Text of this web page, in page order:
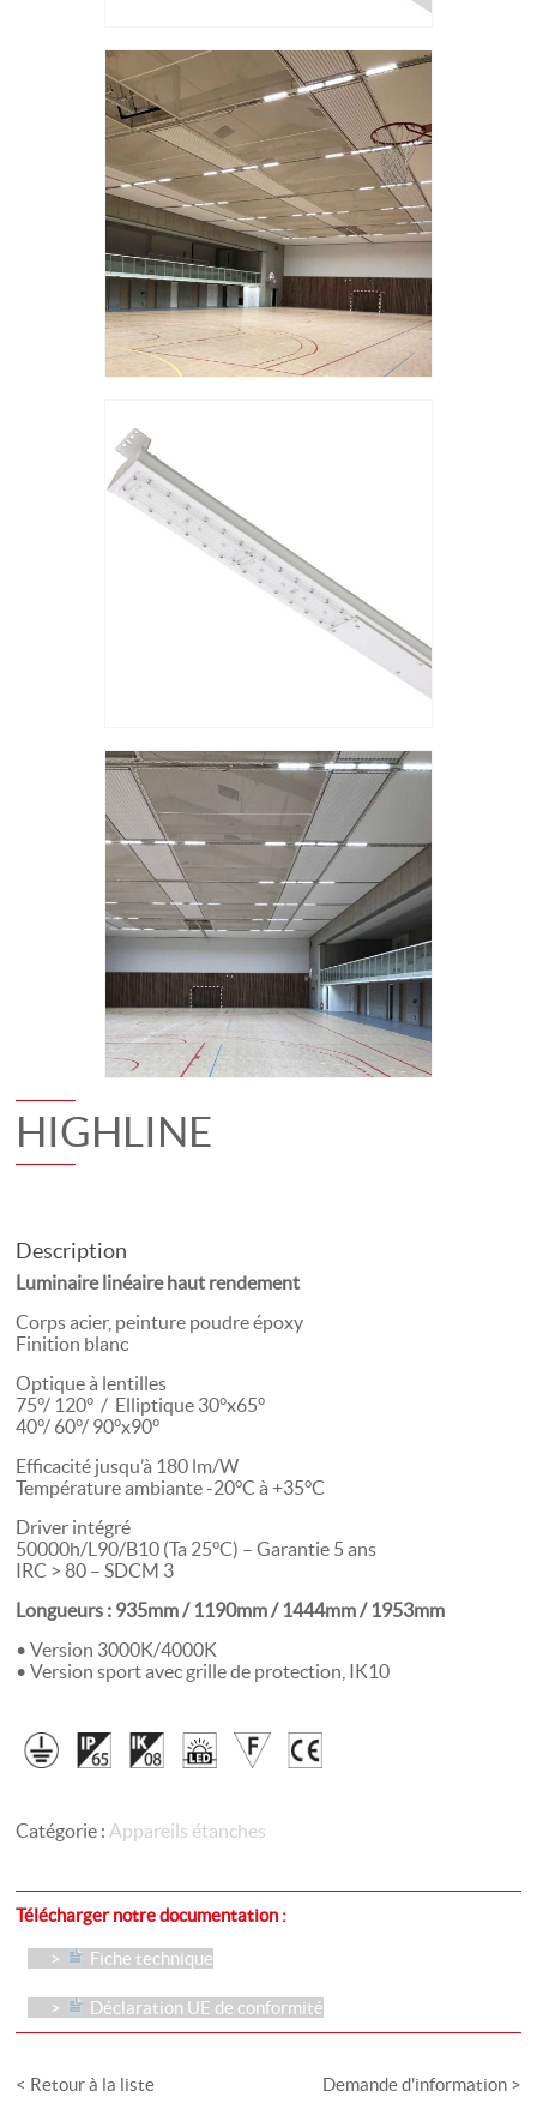
HIGHLINE
Description
Luminaire linéaire haut rendement
Corps acier, peinture poudre époxy
Finition blanc
Optique à lentilles
75°/ 120° / Elliptique 30°x65°
40°/ 60°/ 90°x90°
Efficacité jusqu’à 180 lm/W
Température ambiante -20°C à +35°C
Driver intégré
50000h/L90/B10 (Ta 25°C) – Garantie 5 ans
IRC > 80 – SDCM 3
Longueurs : 935mm / 1190mm / 1444mm / 1953mm
• Version 3000K/4000K
• Version sport avec grille de protection, IK10
Catégorie : Appareils étanches
Télécharger notre documentation :
Fiche technique
Déclaration UE de conformité
< Retour à la liste Demande d'information >